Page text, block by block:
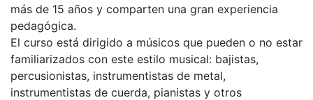
más de 15 años y comparten una gran experiencia
pedagógica.
El curso está dirigido a músicos que pueden o no estar
familiarizados con este estilo musical: bajistas,
percusionistas, instrumentistas de metal,
instrumentistas de cuerda, pianistas y otros